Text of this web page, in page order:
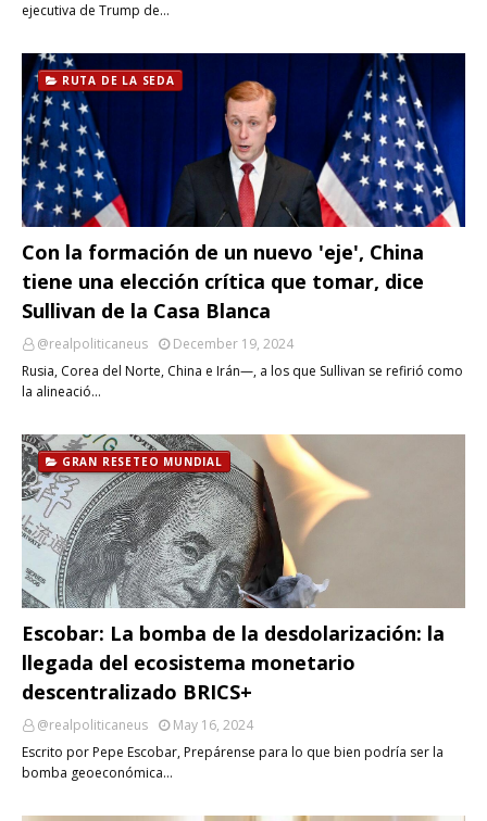
ejecutiva de Trump de…
RUTA DE LA SEDA
Con la formación de un nuevo 'eje', China
tiene una elección crítica que tomar, dice
Sullivan de la Casa Blanca
@realpoliticaneus
December 19, 2024
Rusia, Corea del Norte, China e Irán—, a los que Sullivan se refirió como
la alineació…
GRAN RESETEO MUNDIAL
Escobar: La bomba de la desdolarización: la
llegada del ecosistema monetario
descentralizado BRICS+
@realpoliticaneus
May 16, 2024
Escrito por Pepe Escobar, Prepárense para lo que bien podría ser la
bomba geoeconómica…